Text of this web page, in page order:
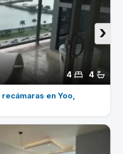
4
4
›
en Yoo,